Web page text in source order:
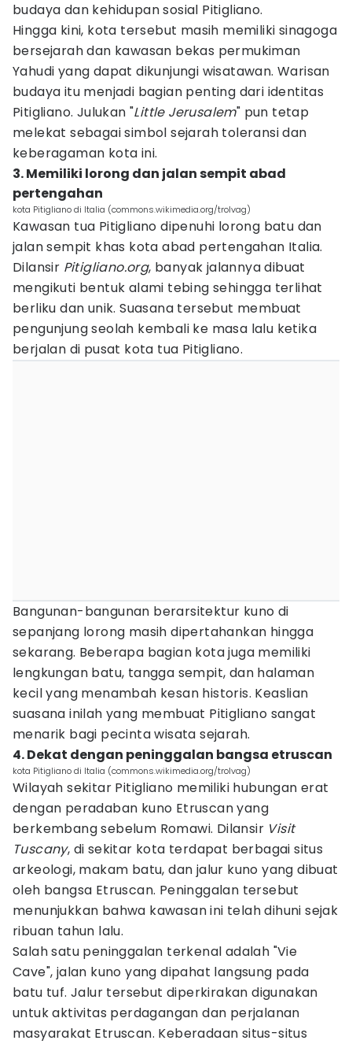
budaya dan kehidupan sosial Pitigliano.
Hingga kini, kota tersebut masih memiliki sinagoga
bersejarah dan kawasan bekas permukiman
Yahudi yang dapat dikunjungi wisatawan. Warisan
budaya itu menjadi bagian penting dari identitas
Pitigliano. Julukan "Little Jerusalem" pun tetap
melekat sebagai simbol sejarah toleransi dan
keberagaman kota ini.
3. Memiliki lorong dan jalan sempit abad
pertengahan
kota Pitigliano di Italia (commons.wikimedia.org/trolvag)
Kawasan tua Pitigliano dipenuhi lorong batu dan
jalan sempit khas kota abad pertengahan Italia.
Dilansir Pitigliano.org, banyak jalannya dibuat
mengikuti bentuk alami tebing sehingga terlihat
berliku dan unik. Suasana tersebut membuat
pengunjung seolah kembali ke masa lalu ketika
berjalan di pusat kota tua Pitigliano.
Bangunan-bangunan berarsitektur kuno di
sepanjang lorong masih dipertahankan hingga
sekarang. Beberapa bagian kota juga memiliki
lengkungan batu, tangga sempit, dan halaman
kecil yang menambah kesan historis. Keaslian
suasana inilah yang membuat Pitigliano sangat
menarik bagi pecinta wisata sejarah.
4. Dekat dengan peninggalan bangsa etruscan
kota Pitigliano di Italia (commons.wikimedia.org/trolvag)
Wilayah sekitar Pitigliano memiliki hubungan erat
dengan peradaban kuno Etruscan yang
berkembang sebelum Romawi. Dilansir Visit
Tuscany, di sekitar kota terdapat berbagai situs
arkeologi, makam batu, dan jalur kuno yang dibuat
oleh bangsa Etruscan. Peninggalan tersebut
menunjukkan bahwa kawasan ini telah dihuni sejak
ribuan tahun lalu.
Salah satu peninggalan terkenal adalah "Vie
Cave", jalan kuno yang dipahat langsung pada
batu tuf. Jalur tersebut diperkirakan digunakan
untuk aktivitas perdagangan dan perjalanan
masyarakat Etruscan. Keberadaan situs-situs